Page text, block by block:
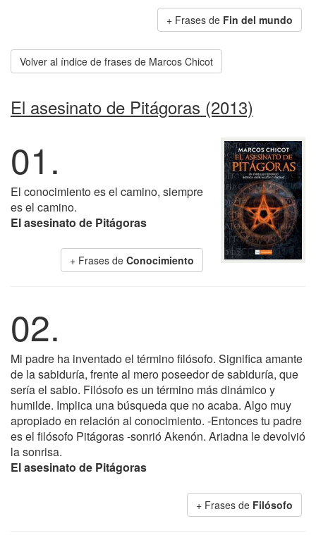
+ Frases de Fin del mundo
Volver al índice de frases de Marcos Chicot
El asesinato de Pitágoras (2013)
01.
El conocimiento es el camino, siempre
es el camino.
El asesinato de Pitágoras
+ Frases de Conocimiento
02.
Mi padre ha inventado el término filósofo. Significa amante
de la sabiduría, frente al mero poseedor de sabiduría, que
sería el sabio. Filósofo es un término más dinámico y
humilde. Implica una búsqueda que no acaba. Algo muy
apropiado en relación al conocimiento. -Entonces tu padre
es el filósofo Pitágoras -sonrió Akenón. Ariadna le devolvió
la sonrisa.
El asesinato de Pitágoras
+ Frases de Filósofo